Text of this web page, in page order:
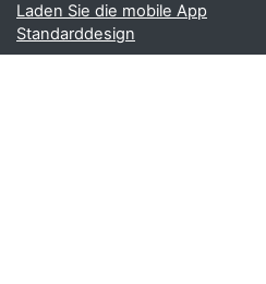
Laden Sie die mobile App
Standarddesign